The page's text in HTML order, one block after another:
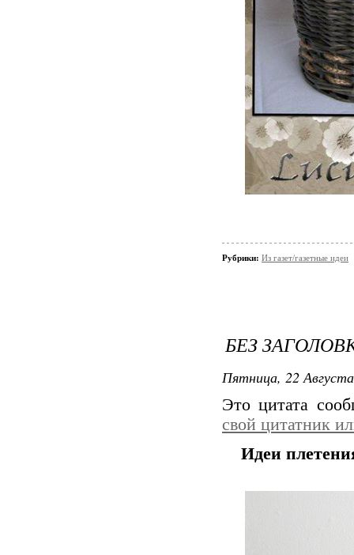
Рубрики: Из газет/газетные идеи
БЕЗ
Пятница, 22
Это цитата
свой цитатник
Идеи